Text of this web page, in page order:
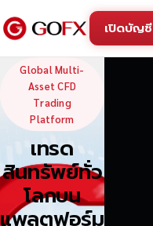
เปิดบัญชี
GoFX —
Global Multi-
Asset CFD
Trading
Platform
เทรด
สินทรัพย์ทั่ว
โลกบน
แพลตฟอร์ม